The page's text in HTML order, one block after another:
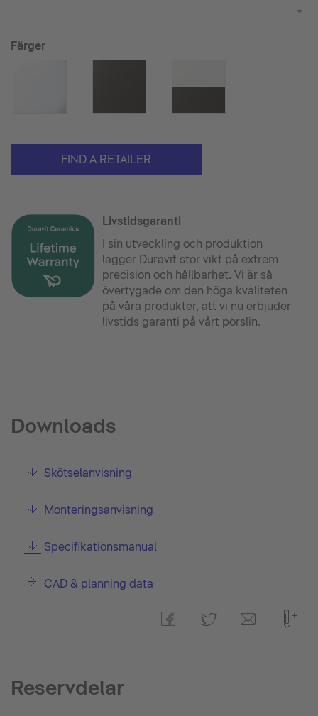
Färger
FIND A RETAILER
Livstidsgaranti
I sin utveckling och produktion
lägger Duravit stor vikt på extrem
precision och hållbarhet. Vi är så
övertygade om den höga kvaliteten
på våra produkter, att vi nu erbjuder
livstids garanti på vårt porslin.
Downloads
Skötselanvisning
Monteringsanvisning
Specifikationsmanual
CAD & planning data
Reservdelar